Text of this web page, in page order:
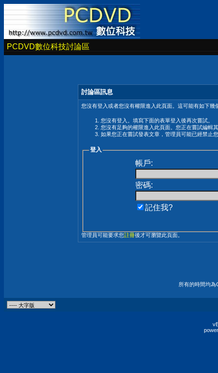
PCDVD數位科技討論區
討論區訊息
您沒有登入或者您沒有權限進入此頁面。這可能有如下幾
您沒有登入。填寫下面的表單登入後再次嘗試。
您沒有足夠的權限進入此頁面。您正在嘗試編輯
如果您正在嘗試發表文章，管理員可能已經禁止
登入
帳戶:
密碼:
記住我?
管理員可能要求您註冊後才可瀏覽此頁面。
所有的時間均為